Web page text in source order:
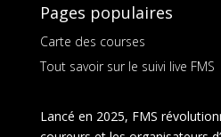
Pages populaires
Carte des courses
Tout savoir sur le suivi live FMS
Lancé en 2025, FMS